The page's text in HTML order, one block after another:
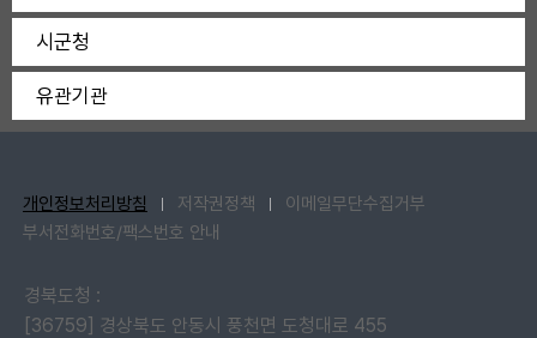
시군청
유관기관
개인정보처리방침 저작권정책
이메일무단수집거부
부서전화번호/팩스번호 안내
경북도청 :
[36759] 경상북도 안동시 풍천면 도청대로 455